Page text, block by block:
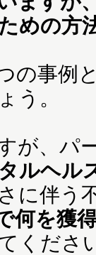
めの方
の事例
う。
が、パ
ルヘル
に伴う
何を獲
くださ